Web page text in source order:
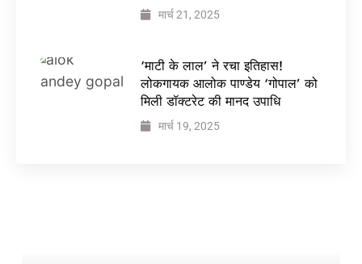
मार्च 21, 2025
‘माटी के लाल’ ने रचा इतिहास!
लोकगायक आलोक पाण्डेय ‘गोपाल’ को
मिली डॉक्टरेट की मानद उपाधि
मार्च 19, 2025